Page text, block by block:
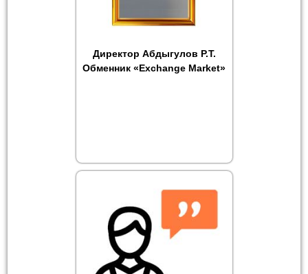
Директор Абдыгулов Р.Т.
Обменник «Exchange Market»